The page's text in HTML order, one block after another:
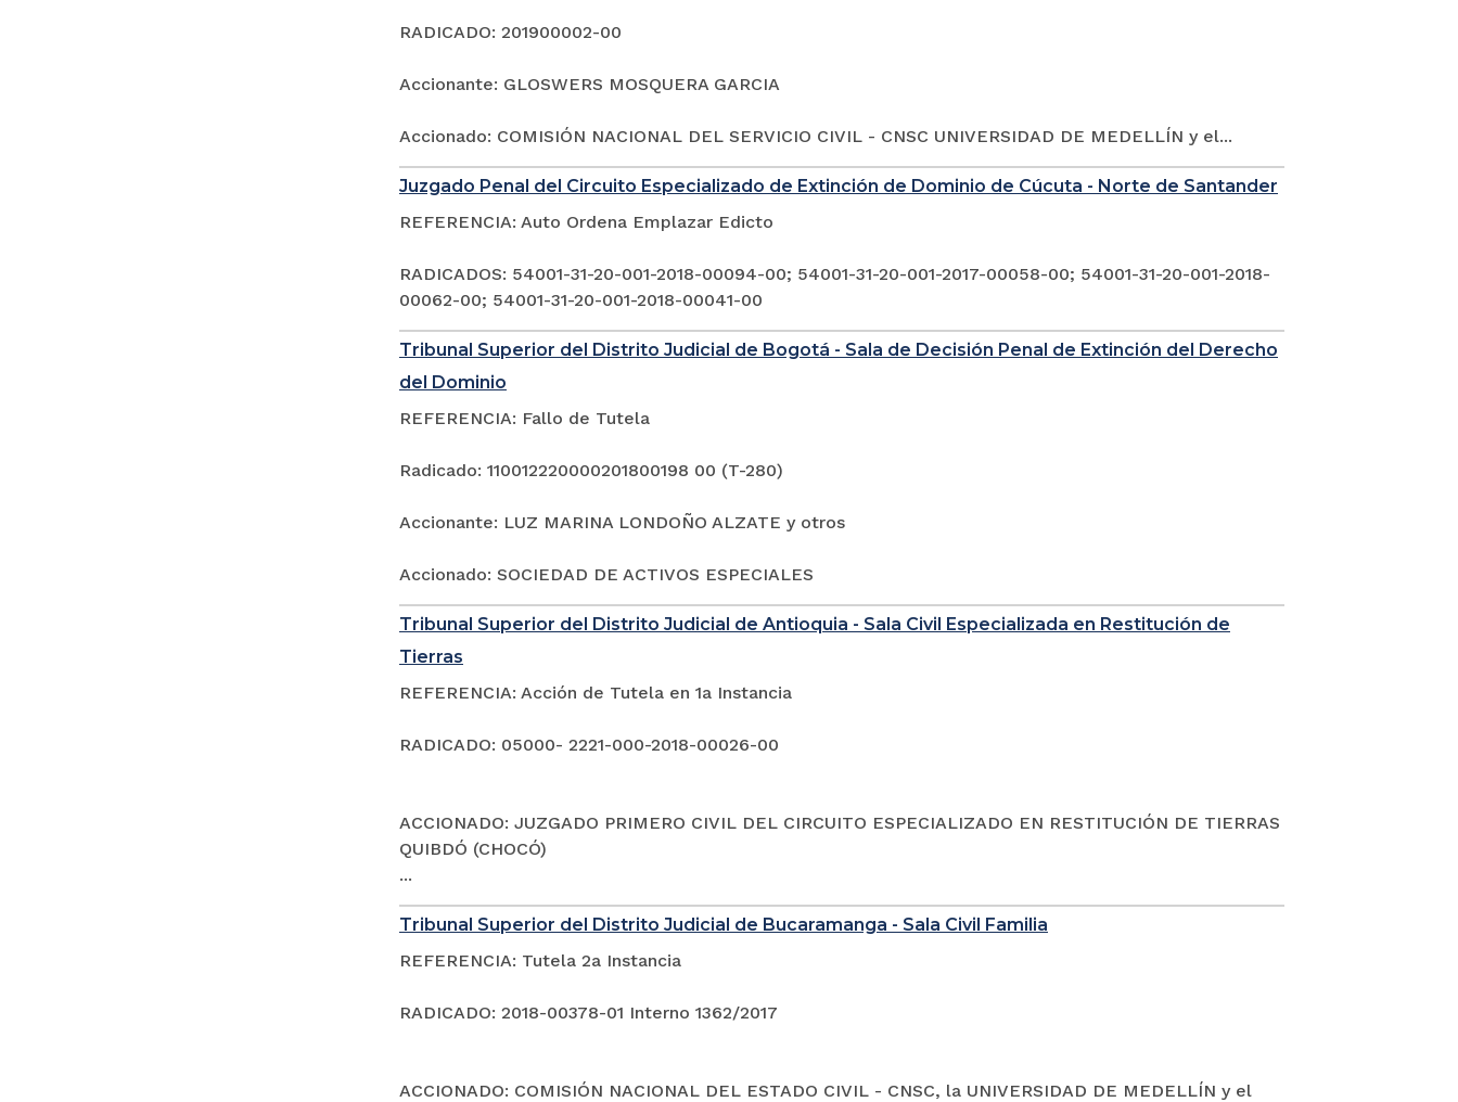
RADICADO: 201900002-00
Accionante: GLOSWERS MOSQUERA GARCIA
Accionado: COMISIÓN NACIONAL DEL SERVICIO CIVIL - CNSC UNIVERSIDAD DE MEDELLÍN y el...
Juzgado Penal del Circuito Especializado de Extinción de Dominio de Cúcuta - Norte de Santander
REFERENCIA: Auto Ordena Emplazar Edicto
RADICADOS: 54001-31-20-001-2018-00094-00; 54001-31-20-001-2017-00058-00; 54001-31-20-001-2018-
00062-00; 54001-31-20-001-2018-00041-00
Tribunal Superior del Distrito Judicial de Bogotá - Sala de Decisión Penal de Extinción del Derecho
del Dominio
REFERENCIA: Fallo de Tutela
Radicado: 110012220000201800198 00 (T-280)
Accionante: LUZ MARINA LONDOÑO ALZATE y otros
Accionado: SOCIEDAD DE ACTIVOS ESPECIALES
Tribunal Superior del Distrito Judicial de Antioquia - Sala Civil Especializada en Restitución de
Tierras
REFERENCIA: Acción de Tutela en 1a Instancia
RADICADO: 05000- 2221-000-2018-00026-00
ACCIONADO: JUZGADO PRIMERO CIVIL DEL CIRCUITO ESPECIALIZADO EN RESTITUCIÓN DE TIERRAS
QUIBDÓ (CHOCÓ)
...
Tribunal Superior del Distrito Judicial de Bucaramanga - Sala Civil Familia
REFERENCIA: Tutela 2a Instancia
RADICADO: 2018-00378-01 Interno 1362/2017
ACCIONADO: COMISIÓN NACIONAL DEL ESTADO CIVIL - CNSC, la UNIVERSIDAD DE MEDELLÍN y el